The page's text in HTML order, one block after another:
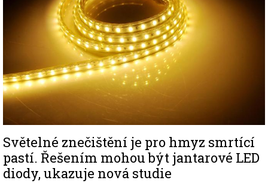
Světelné znečištění je pro hmyz smrtící
pastí. Řešením mohou být jantarové LED
diody, ukazuje nová studie